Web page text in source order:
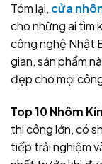
Tóm lại, cửa
cho những ai tìm
công nghệ Nhật
gian, sản phẩm
đẹp cho mọi
Top 10 Nhôm
thi công lớn, có
tiếp trải nghiệm